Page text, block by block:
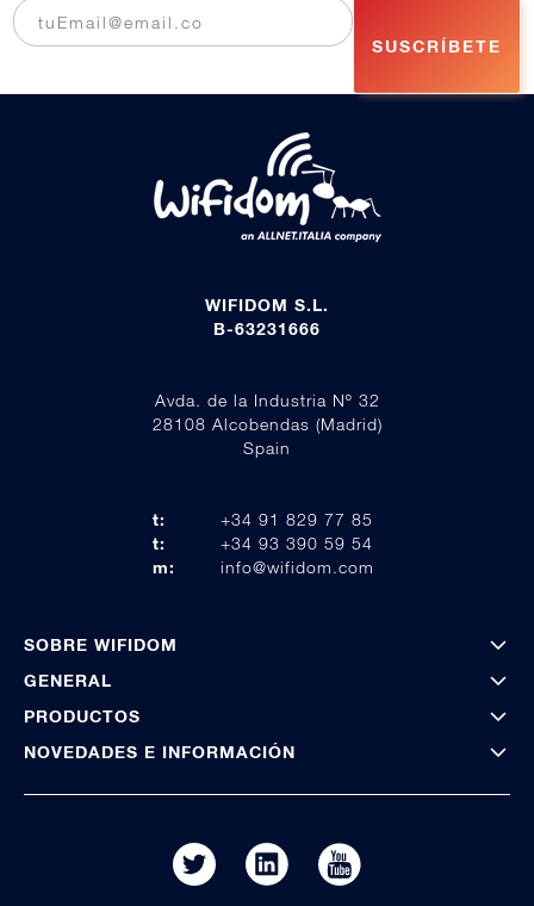
SUSCRÍBETE
WIFIDOM S.L.
B-63231666
Avda. de la Industria Nº 32
28108 Alcobendas (Madrid)
Spain
t:
+34 91 829 77 85
t:
+34 93 390 59 54
m:
info@wifidom.com
SOBRE WIFIDOM
GENERAL
PRODUCTOS
NOVEDADES E INFORMACIÓN